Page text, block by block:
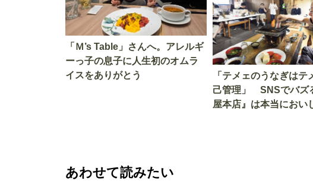
「Ｍ’s Table」さんへ。アレルギ
ーっ子の息子に人生初のオムラ
イスをありがとう
「テメェのうなぎはテ
己管理」 SNSでバズ
屋本店』は本当におい
あわせて読みたい